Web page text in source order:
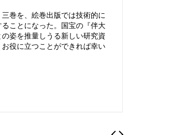
巻を、絵巻出版では技術的に
ことになった。国宝の『伴大
姿を推量しうる新しい研究資
役に立つことができれば幸い